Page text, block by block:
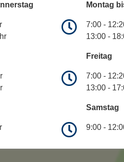
Montag
7:00 -
13:00 -
Freitag
7:00 -
13:00 -
Samstag
9:00 -